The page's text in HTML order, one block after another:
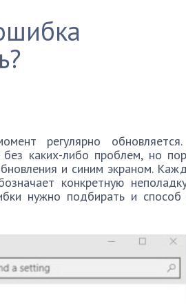
регулярно
каких-либо проблем, но
и синим экраном.
конкретную
нужно подбирать и способ